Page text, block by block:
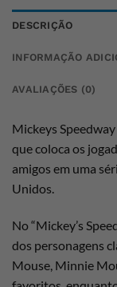
DESCRIÇÃO
INFORMAÇÃO
AVALIAÇÕES (0)
Mickeys
que coloca os
amigos em uma
Unidos.
No “Mickey’s
dos personagens
Mouse, Minnie